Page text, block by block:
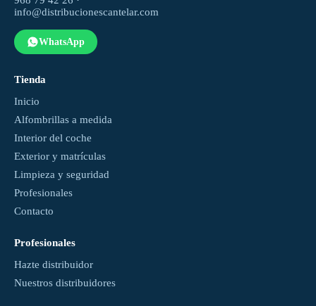
info@distribucionescantelar.com
WhatsApp
Tienda
Inicio
Alfombrillas a medida
Interior del coche
Exterior y matrículas
Limpieza y seguridad
Profesionales
Contacto
Profesionales
Hazte distribuidor
Nuestros distribuidores